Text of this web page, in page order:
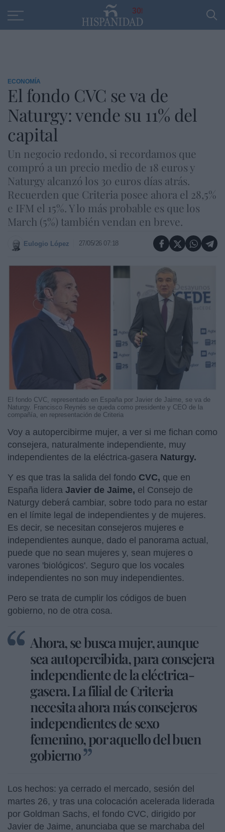
30
ECONOMÍA
El fondo CVC se va de
Naturgy: vende su 11% del
capital
Un negocio redondo, si recordamos que
compró a un precio medio de 18 euros y
Naturgy alcanzó los 30 euros días atrás.
Recuerden que Criteria posee ahora el 28,5%
e IFM el 15%. Y lo más probable es que los
March (5%) también vendan en breve.
Eulogio López 27/05/26 07:18
El fondo CVC, representado en España por Javier de Jaime, se va de
Naturgy. Francisco Reynés se queda como presidente y CEO de la
compañía, en representación de Criteria
Voy a autopercibirme mujer, a ver si me fichan como
consejera, naturalmente independiente, muy
independientes de la eléctrica-gasera Naturgy.
Y es que tras la salida del fondo CVC, que en
España lidera Javier de Jaime, el Consejo de
Naturgy deberá cambiar, sobre todo para no estar
en el límite legal de independientes y de mujeres.
Es decir, se necesitan consejeros mujeres e
independientes aunque, dado el panorama actual,
puede que no sean mujeres y, sean mujeres o
varones 'biológicos'. Seguro que los vocales
independientes no son muy independientes.
Pero se trata de cumplir los códigos de buen
gobierno, no de otra cosa.
Ahora, se busca mujer, aunque
sea autopercibida, para consejera
independiente de la eléctrica-
gasera. La filial de Criteria
necesita ahora más consejeros
independientes de sexo
femenino, por aquello del buen
gobierno
Los hechos: ya cerrado el mercado, sesión del
martes 26, y tras una colocación acelerada liderada
por Goldman Sachs, el fondo CVC, dirigido por
Javier de Jaime, anunciaba que se marchaba del